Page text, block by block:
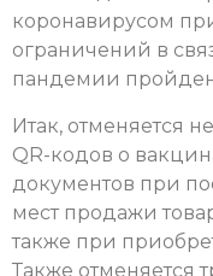
коронавирусом
ограничений в
пандемии
Итак, отменяется
QR-кодов о
документов при
мест продажи
также при
Также отменяется